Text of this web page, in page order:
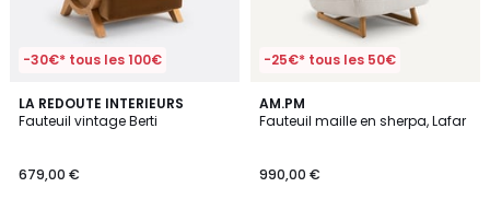
-30€* tous les 100€
LA REDOUTE INTERIEURS
Fauteuil vintage Berti
679,00 €
4,6
/ 5
2
Couleurs
-25€* tous les 50€
AM.PM
Fauteuil maille en sherpa, Lafar
990,00 €
5
/